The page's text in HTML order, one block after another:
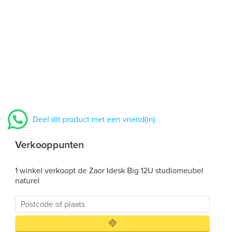
Deel dit product met een vriend(in)
Verkooppunten
1 winkel verkoopt de Zaor Idesk Big 12U studiomeubel
naturel